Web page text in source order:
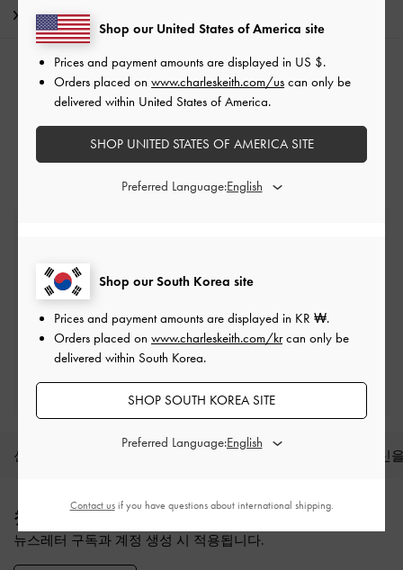
배송 및 반품
관련 카테고리
블루 숄더백
블루 백
숄더백
반품 및 교환
배송 후 7일 이내
신상품 당신
Site footer
첫 구매 10% 할인 혜택
뉴스레터 구독과 계정 생성 시 적용됩니다.
Shop our South Korea site
Prices and payment amounts are displayed in KR ₩.
Orders placed on www.charleskeith.com/krcan only be
delivered within South Korea.
SHOP SOUTH KOREA SITE
Preferred Language:
Shop our United States of America site
Prices and payment amounts are displayed in US $.
Orders placed on www.charleskeith.com/us can only be
delivered within United States of America.
SHOP UNITED STATES OF AMERICA SITE
Preferred Language:
Contact usif you have questions about international shipping.